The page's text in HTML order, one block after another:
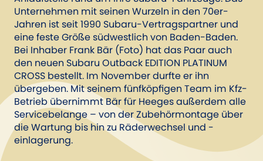
Unternehmen mit seinen Wurzeln in den 70er-
Jahren ist seit 1990 Subaru-Vertragspartner und
eine feste Größe südwestlich von Baden-Baden.
Bei Inhaber Frank Bär (Foto) hat das Paar auch
den neuen ­Subaru Outback EDITION PLATINUM
CROSS bestellt. Im November durfte er ihn
übergeben. Mit seinem fünfköpfigen Team im Kfz-
Betrieb übernimmt Bär für Heeges außerdem alle
Servicebelange – von der Zubehörmontage über
die Wartung bis hin zu Räderwechsel und -
einlagerung.